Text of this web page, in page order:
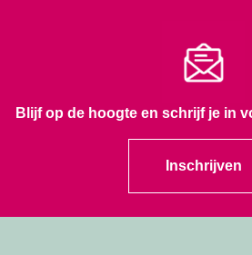
Blijf op de hoogte en schrijf je in
Inschrijven